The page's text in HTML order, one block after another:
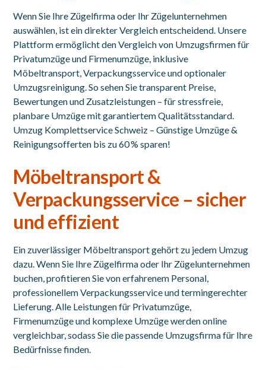
Wenn Sie Ihre Zügelfirma oder Ihr Zügelunternehmen
auswählen, ist ein direkter Vergleich entscheidend. Unsere
Plattform ermöglicht den Vergleich von Umzugsfirmen für
Privatumzüge und Firmenumzüge, inklusive
Möbeltransport, Verpackungsservice und optionaler
Umzugsreinigung. So sehen Sie transparent Preise,
Bewertungen und Zusatzleistungen – für stressfreie,
planbare Umzüge mit garantiertem Qualitätsstandard.
Umzug Komplettservice Schweiz –Günstige Umzüge &
Reinigungsofferten bis zu 60 % sparen!
Möbeltransport &
Verpackungsservice – sicher
und effizient
Ein zuverlässiger Möbeltransport gehört zu jedem Umzug
dazu. Wenn Sie Ihre Zügelfirma oder Ihr Zügelunternehmen
buchen, profitieren Sie von erfahrenem Personal,
professionellem Verpackungsservice und termingerechter
Lieferung. Alle Leistungen für Privatumzüge,
Firmenumzüge und komplexe Umzüge werden online
vergleichbar, sodass Sie die passende Umzugsfirma für Ihre
Bedürfnisse finden.